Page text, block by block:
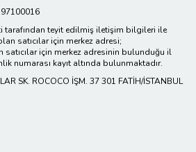
tarafından teyit edilmiş iletişim bilgileri ile
satıcılar için merkez adresi;
için merkez adresinin bulunduğu il
numarası kayıt altında bulunmaktadır.
SK. ROCOCO İŞM. 37 301 FATİH/İSTANBUL